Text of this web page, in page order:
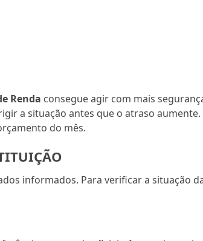
Renda consegue agir com mais
a situação antes que o atraso aumente.
do mês.
informados. Para verificar a situação